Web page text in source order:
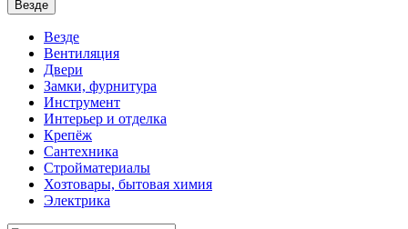
Везде
Везде
Вентиляция
Двери
Замки, фурнитура
Инструмент
Интерьер и отделка
Крепёж
Сантехника
Стройматериалы
Хозтовары, бытовая химия
Электрика